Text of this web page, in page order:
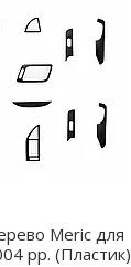
Meric для
рр. (Пластик)